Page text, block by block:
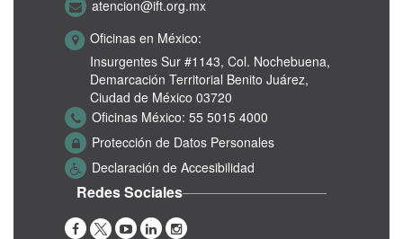
atencion@ift.org.mx
Oficinas en México:
Insurgentes Sur #1143, Col. Nochebuena,
Demarcación Territorial Benito Juárez,
Ciudad de México 03720
Oficinas México: 55 5015 4000
Protección de Datos Personales
Declaración de Accesibilidad
Redes Sociales